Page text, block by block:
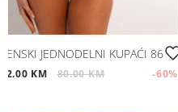
ŽENSKI JEDNODELNI KUPAĆI 86
32.00 KM 80.00 KM -60%